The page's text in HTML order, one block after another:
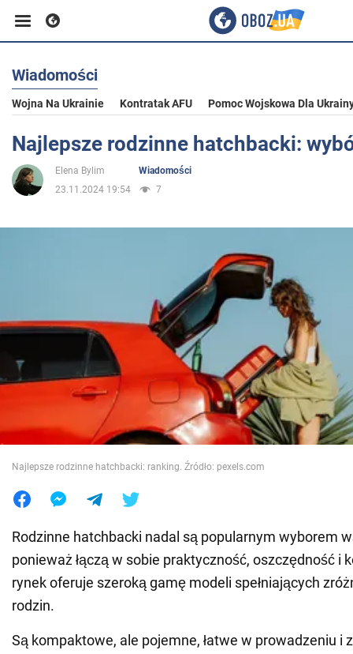
Biznes
Sport
Rozrywka
Społeczeństwo
Wojna na Ukrainie
Świat
Jedzenie
Wiadomości
Wojna Na Ukrainie Kontratak AFU Pomoc Wojskowa Dla
Najlepsze rodzinne hatchbacki:
Elena Bylim
Wiadomości
23.11.2024 19:54
7
Najlepsze rodzinne hatchbacki: ranking. Źródło: pexels.com
Rodzinne hatchbacki nadal są popularnym wyborem
ponieważ łączą w sobie praktyczność, oszczędność i
rynek oferuje szeroką gamę modeli spełniających
rodzin.
Są kompaktowe, ale pojemne, łatwe w prowadzeniu i